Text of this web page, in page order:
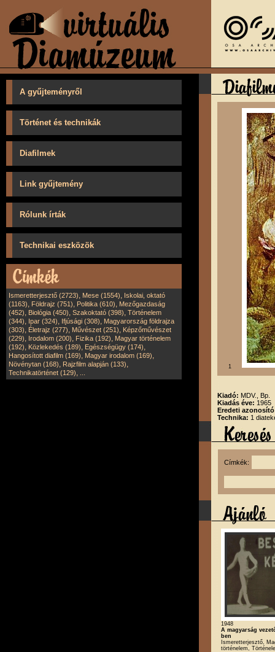
A gyűjteményről
Történet és technikák
Diafilmek
Link gyűjtemény
Rólunk írták
Technikai eszközök
Ismeretterjesztő (2723), Mese (1554), Iskolai, oktató
(1163), Földrajz (751), Politika (610), Mezőgazdaság
(452), Biológia (450), Szakoktató (398), Történelem
(344), Ipar (324), Ifjúsági (308), Magyarország földrajza
(303), Életrajz (277), Művészet (251), Képzőművészet
(229), Irodalom (200), Fizika (192), Magyar történelem
(192), Közlekedés (189), Egészségügy (174),
Hangosított diafilm (169), Magyar irodalom (169),
Növénytan (168), Rajzfilm alapján (133),
Technikatörténet (129),
1
Kiadó: MDV., Bp.
Kiadás éve: 1965
Eredeti
Technika: 1
Címkék:
1948
A magyarság
ben
Ismeretterjesztő,
történelem,